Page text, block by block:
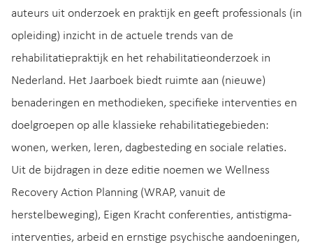
auteurs uit onderzoek en praktijk en geeft professionals (in
opleiding) inzicht in de actuele trends van de
rehabilitatiepraktijk en het rehabilitatieonderzoek in
Nederland. Het Jaarboek biedt ruimte aan (nieuwe)
benaderingen en methodieken, specifieke interventies en
doelgroepen op alle klassieke rehabilitatiegebieden:
wonen, werken, leren, dagbesteding en sociale relaties.
Uit de bijdragen in deze editie noemen we Wellness
Recovery Action Planning (WRAP, vanuit de
herstelbeweging), Eigen Kracht conferenties, antistigma-
interventies, arbeid en ernstige psychische aandoeningen,